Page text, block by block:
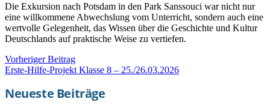
Die Exkursion nach Potsdam in den Park Sanssouci war nicht nur
eine willkommene Abwechslung vom Unterricht, sondern auch eine
wertvolle Gelegenheit, das Wissen über die Geschichte und Kultur
Deutschlands auf praktische Weise zu vertiefen.
Vorheriger Beitrag
Erste-Hilfe-Projekt Klasse 8 – 25./26.03.2026
Neueste Beiträge